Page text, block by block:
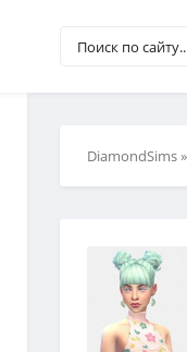
DiamondSims»